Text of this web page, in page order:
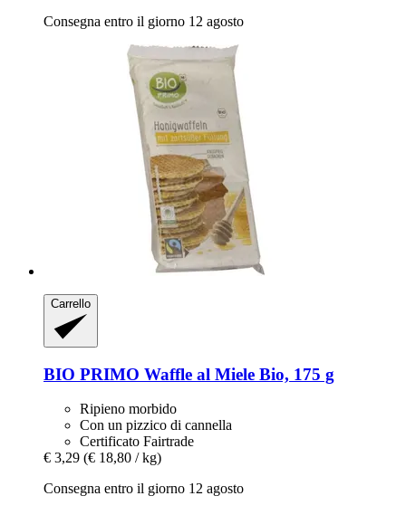
Consegna entro il giorno 12 agosto
Carrello
BIO PRIMO Waffle al Miele Bio, 175 g
Ripieno morbido
Con un pizzico di cannella
Certificato Fairtrade
€ 3,29 (€ 18,80 / kg)
Consegna entro il giorno 12 agosto